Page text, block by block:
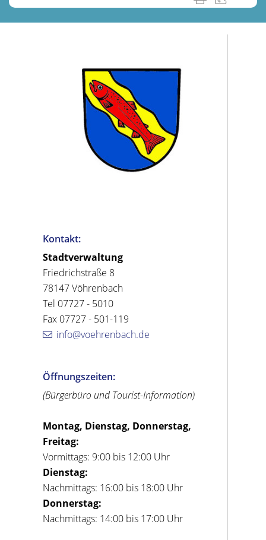
Kontakt:
Stadtverwaltung
Friedrichstraße 8
78147 Vöhrenbach
Tel 07727 - 5010
Fax 07727 - 501-119
info@voehrenbach.de
Öffnungszeiten:
(Bürgerbüro und Tourist-Information)
Montag, Dienstag, Donnerstag,
Freitag:
Vormittags: 9:00 bis 12:00 Uhr
Dienstag:
Nachmittags: 16:00 bis 18:00 Uhr
Donnerstag:
Nachmittags: 14:00 bis 17:00 Uhr